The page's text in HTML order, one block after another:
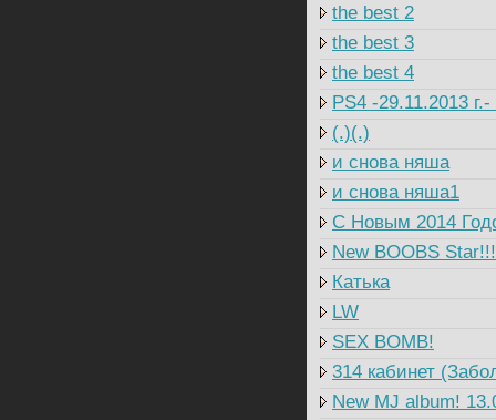
the best 2
the best 3
the best 4
PS4 -29.11.2013
(.)(.)
и снова няша
и снова няша1
C Новым 2014
New BOOBS
Катька
LW
SEX BOMB!
314 кабинет
New MJ album!